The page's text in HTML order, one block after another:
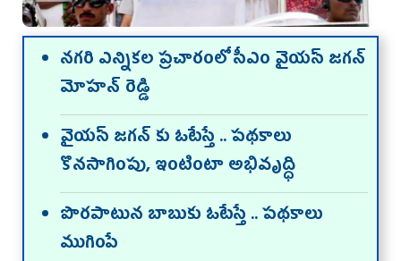
న‌గ‌రి ఎన్నిక‌ల ప్ర‌చారంలో సీఎం వైయ‌స్ జ‌గ‌న్
మోహ‌న్ రెడ్డి
వైయ‌స్ జగన్ కు ఓటేస్తే .. పథకాలు
కొనసాగింపు, ఇంటింటా అభివృద్ధి
పొరపాటున బాబుకు ఓటేస్తే .. పథకాలు
ముగింపే